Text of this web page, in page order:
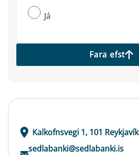
Já
Fara efst
Kalkofnsvegi 1, 101 Reykjavík
sedlabanki@sedlabanki.is